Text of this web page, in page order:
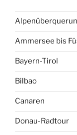
Ammersee bis
Bayern-Tirol
Bilbao
Canaren
Donau-Radtour